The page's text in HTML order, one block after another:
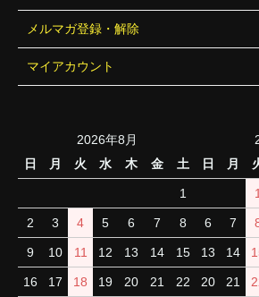
メルマガ登録・解除
マイアカウント
2026年8月
日
月 火 水 木 金 土
1
2 3 4 5 6 7 8
9 10 11 12 13 14 15
16 17 18 19 20 21 22
日
月
6 7
13 14
20 21